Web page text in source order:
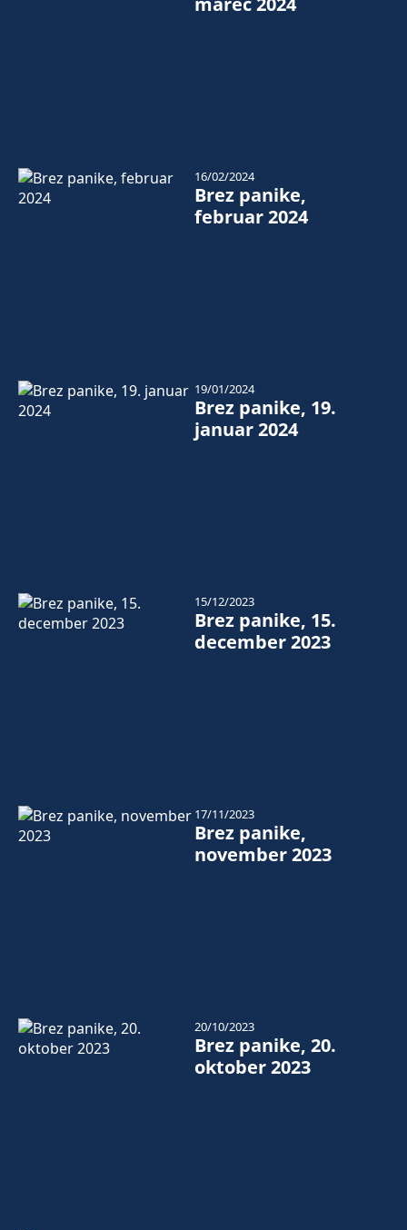
Brez panike,
februar 2024
16/02/2024
Brez panike, 19.
januar 2024
19/01/2024
Brez panike, 15.
december 2023
15/12/2023
Brez panike,
november 2023
17/11/2023
Brez panike, 20.
oktober 2023
20/10/2023